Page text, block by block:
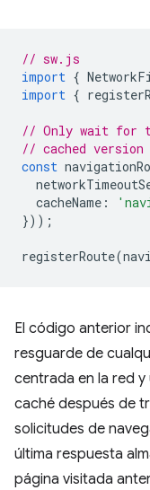
// sw.js
import {
import {
// Only wait for
// cached version
const
cacheName :
}));
registerRoute(
El código anterior
resguarde de
centrada en la red y
caché después de
solicitudes de
última respuesta
página visitada